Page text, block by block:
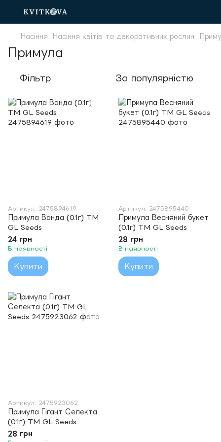
Насіння Насіння квітів та декоративних рослин
Примула
Фільтр За популярністю
Артикул: 2475894619
Примула Ванда (0.1г) TM
GL Seeds
24 грн
В наявності
Купити
Артикул: 2475895440
Примула Весняний букет
(0.1г) TM GL Seeds
28 грн
В наявності
Купити
Артикул: 2475923062
Примула Гiгант Селекта
(0.1г) TM GL Seeds
28 грн